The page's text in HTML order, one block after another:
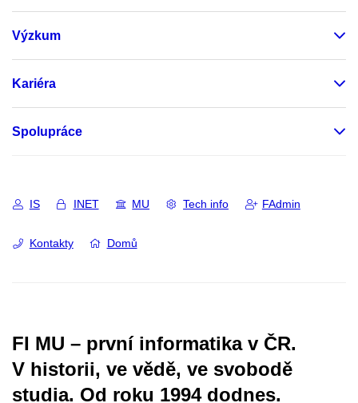
Výzkum
Kariéra
Spolupráce
IS INET MU Tech info FAdmin
Kontakty Domů
FI MU – první informatika v ČR.
V historii, ve vědě, ve svobodě
studia. Od roku 1994 dodnes.